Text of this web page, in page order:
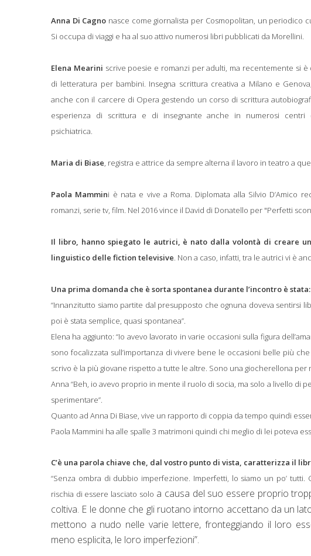
Anna Di Cagno nasce come giornalista per Cosmopolitan, un periodico
Si occupa di viaggi e ha al suo attivo numerosi libri pubblicati da Morellini.
Elena Mearini scrive poesie e romanzi per adulti, ma recentemente si è
di letteratura per bambini. Insegna scrittura creativa a Milano e
anche con il carcere di Opera gestendo un corso di scrittura
esperienza di scrittura e di insegnante anche in numerosi centri
psichiatrica.
Maria di Biase , registra e attrice da sempre alterna il lavoro in teatro a
Paola Mammini è nata e vive a Roma. Diplomata alla Silvio D’Amico
romanzi, serie tv, film. Nel 2016 vince il David di Donatello per "Perfetti
Il libro, hanno spiegato le autrici, è nato dalla volontà di creare
linguistico delle fiction televisive . Non a caso, infatti, tra le autrici vi è
Una prima domanda che è sorta spontanea durante l’incontro è
“Innanzitutto siamo partite dal presupposto che ognuna doveva sentirsi
poi è stata semplice, quasi spontanea”.
Elena ha aggiunto: “Io avevo lavorato in varie occasioni sulla figura
sono focalizzata sull’importanza di vivere bene le occasioni belle più
scrivo è la più giovane rispetto a tutte le altre. Sono una giocherellona per
Anna “Beh, io avevo proprio in mente il ruolo di socia, ma solo a livello di
sperimentare”.
Quanto ad Anna Di Biase, vive un rapporto di coppia da tempo quindi
Paola Mammini ha alle spalle 3 matrimoni quindi chi meglio di lei poteva
C’è una parola chiave che, dal vostro punto di vista, caratterizza il
“Senza ombra di dubbio imperfezione. Imperfetti, lo siamo un po’
rischia di essere lasciato solo a causa del suo essere proprio
coltiva. E le donne che gli ruotano intorno accettano da un
mettono a nudo nelle varie lettere, fronteggiando il loro
meno esplicita, le loro imperfezioni”.